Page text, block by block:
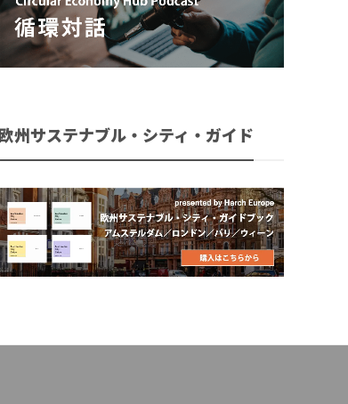
欧州サステナブル・シティ・ガイド